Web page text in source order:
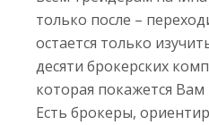
только после –
остается только
десяти брокерских
которая покажется
Есть брокеры,